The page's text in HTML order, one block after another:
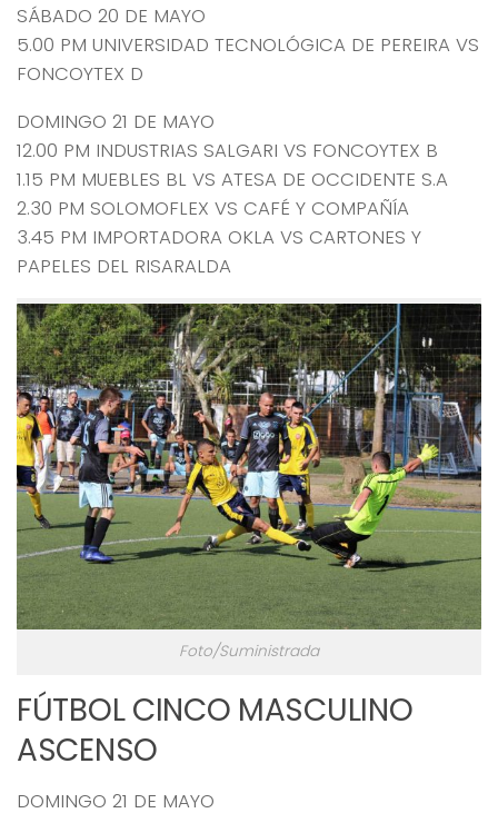
SÁBADO 20 DE MAYO
5.00 PM UNIVERSIDAD TECNOLÓGICA DE PEREIRA VS
FONCOYTEX D
DOMINGO 21 DE MAYO
12.00 PM INDUSTRIAS SALGARI VS FONCOYTEX B
1.15 PM MUEBLES BL VS ATESA DE OCCIDENTE S.A
2.30 PM SOLOMOFLEX VS CAFÉ Y COMPAÑÍA
3.45 PM IMPORTADORA OKLA VS CARTONES Y
PAPELES DEL RISARALDA
Foto/Suministrada
FÚTBOL CINCO MASCULINO
ASCENSO
DOMINGO 21 DE MAYO